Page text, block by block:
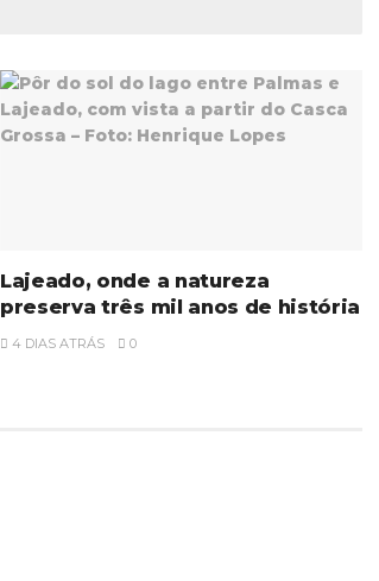
Lajeado, onde a natureza
preserva três mil anos de história
4 DIAS ATRÁS 0